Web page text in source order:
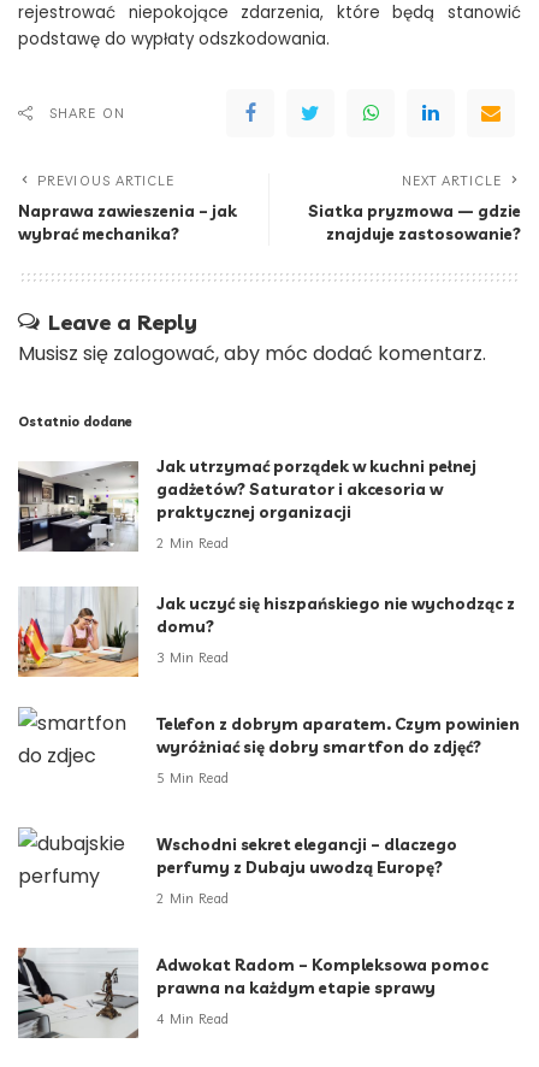
rejestrować niepokojące zdarzenia, które będą stanowić
podstawę do wypłaty odszkodowania.
SHARE ON
PREVIOUS ARTICLE
Naprawa zawieszenia – jak
wybrać mechanika?
NEXT ARTICLE
Siatka pryzmowa — gdzie
znajduje zastosowanie?
Leave a Reply
Musisz się zalogować, aby móc dodać komentarz.
Ostatnio dodane
Jak utrzymać porządek w kuchni pełnej
gadżetów? Saturator i akcesoria w
praktycznej organizacji
2 Min Read
Jak uczyć się hiszpańskiego nie wychodząc z
domu?
3 Min Read
Telefon z dobrym aparatem. Czym powinien
wyróżniać się dobry smartfon do zdjęć?
5 Min Read
Wschodni sekret elegancji – dlaczego
perfumy z Dubaju uwodzą Europę?
2 Min Read
Adwokat Radom – Kompleksowa pomoc
prawna na każdym etapie sprawy
4 Min Read